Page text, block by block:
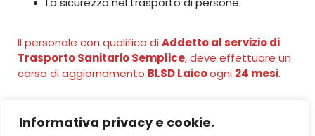
Informativa privacy e cookie.
Il personale con qualifica di Addetto al servizio di
Trasporto Sanitario Semplice, deve effettuare un
corso di aggiornamento BLSD Laicoogni 24 mesi.​